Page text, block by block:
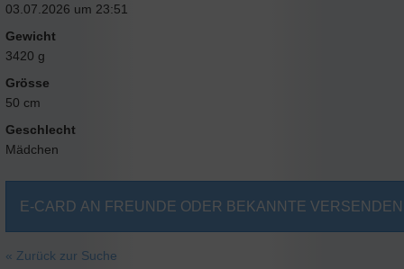
03.07.2026 um 23:51
Gewicht
3420 g
Grösse
50 cm
Geschlecht
Mädchen
E-CARD AN FREUNDE ODER BEKANNTE VERSENDEN
« Zurück zur Suche